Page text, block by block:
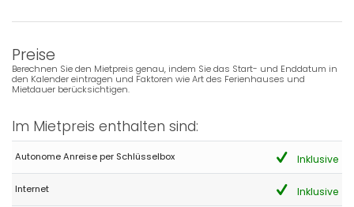
Preise
Berechnen Sie den Mietpreis genau, indem Sie das Start- und Enddatum in
den Kalender eintragen und Faktoren wie Art des Ferienhauses und
Mietdauer berücksichtigen.
Im Mietpreis enthalten sind:
Autonome Anreise per Schlüsselbox Inklusive
Internet Inklusive